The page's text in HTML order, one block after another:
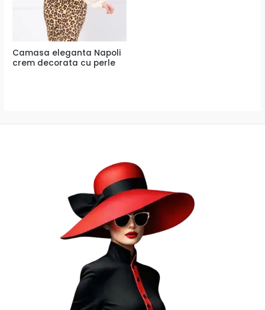
Camasa eleganta Napoli
crem decorata cu perle